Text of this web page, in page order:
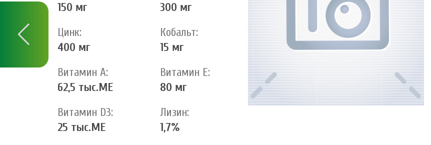
150 мг
300 мг
Цинк:
400 мг
Кобальт:
15 мг
Витамин А:
62,5 тыс.МЕ
Витамин Е:
80 мг
Витамин D3:
25 тыс.МЕ
Лизин:
1,7%